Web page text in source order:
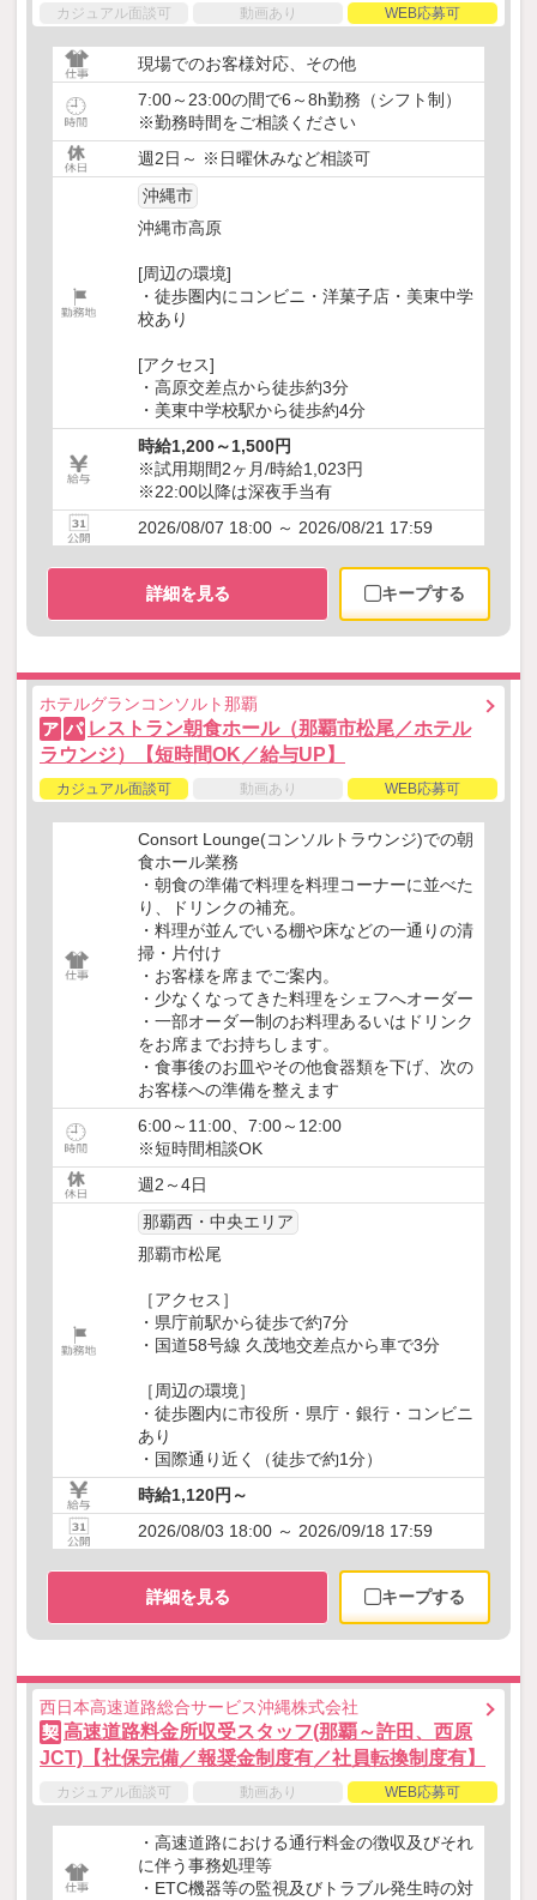
カジュアル面談可 動画あり WEB応募可
現場でのお客様対応、その他
7:00～23:00の間で6～8h勤務（シフト制）
※勤務時間をご相談ください
週2日～ ※日曜休みなど相談可
沖縄市
沖縄市高原
[周辺の環境]
・徒歩圏内にコンビニ・洋菓子店・美東中学
校あり
[アクセス]
・高原交差点から徒歩約3分
・美東中学校駅から徒歩約4分
時給1,200～1,500円
※試用期間2ヶ月/時給1,023円
※22:00以降は深夜手当有
2026/08/07 18:00 ～ 2026/08/21 17:59
詳細を見る キープする
ホテルグランコンソルト那覇
ア パ レストラン朝食ホール（那覇市松尾／ホテル
ラウンジ）【短時間OK／給与UP】
カジュアル面談可 動画あり WEB応募可
Consort Lounge(コンソルトラウンジ)での朝
食ホール業務
・朝食の準備で料理を料理コーナーに並べた
り、ドリンクの補充。
・料理が並んでいる棚や床などの一通りの清
掃・片付け
・お客様を席までご案内。
・少なくなってきた料理をシェフへオーダー
・一部オーダー制のお料理あるいはドリンク
をお席までお持ちします。
・食事後のお皿やその他食器類を下げ、次の
お客様への準備を整えます
6:00～11:00、7:00～12:00
※短時間相談OK
週2～4日
那覇西・中央エリア
那覇市松尾
［アクセス］
・県庁前駅から徒歩で約7分
・国道58号線 久茂地交差点から車で3分
［周辺の環境］
・徒歩圏内に市役所・県庁・銀行・コンビニ
あり
・国際通り近く（徒歩で約1分）
時給1,120円～
2026/08/03 18:00 ～ 2026/09/18 17:59
詳細を見る キープする
西日本高速道路総合サービス沖縄株式会社
契 高速道路料金所収受スタッフ(那覇～許田、西原
JCT)【社保完備／報奨金制度有／社員転換制度有】
カジュアル面談可 動画あり WEB応募可
・高速道路における通行料金の徴収及びそれ
に伴う事務処理等
・ETC機器等の監視及びトラブル発生時の対